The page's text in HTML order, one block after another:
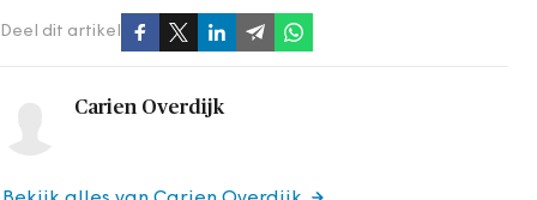
Deel dit artikel
Carien Overdijk